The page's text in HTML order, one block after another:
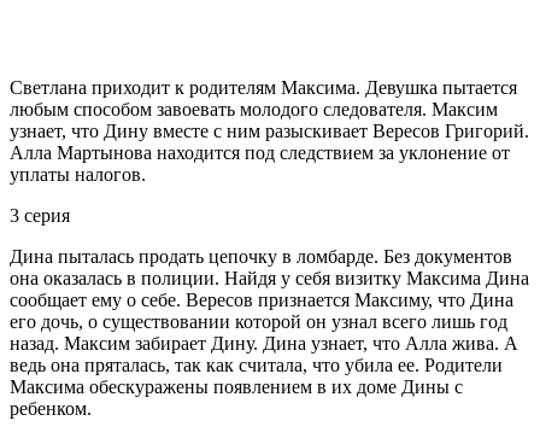
Светлана приходит к родителям Максима. Девушка пытается
любым способом завоевать молодого следователя. Максим
узнает, что Дину вместе с ним разыскивает Вересов Григорий.
Алла Мартынова находится под следствием за уклонение от
уплаты налогов.
3 серия
Дина пыталась продать цепочку в ломбарде. Без документов
она оказалась в полиции. Найдя у себя визитку Максима Дина
сообщает ему о себе. Вересов признается Максиму, что Дина
его дочь, о существовании которой он узнал всего лишь год
назад. Максим забирает Дину. Дина узнает, что Алла жива. А
ведь она пряталась, так как считала, что убила ее. Родители
Максима обескуражены появлением в их доме Дины с
ребенком.